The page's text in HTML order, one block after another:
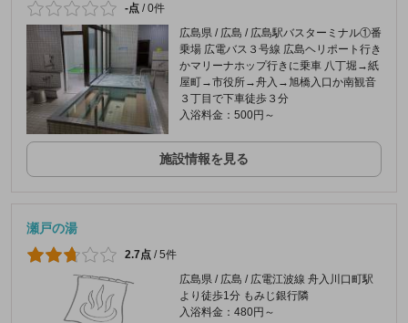
-点 /0件
広島県 / 広島 / 広島駅バスターミナル①番
乗場 広電バス３号線 広島ヘリポート行き
かマリーナホップ行きに乗車 八丁堀→紙
屋町→市役所→舟入→旭橋入口か南観音
３丁目で下車徒歩３分
入浴料金：500円～
施設情報を見る
瀬戸の湯
2.7点 /5件
広島県 / 広島 / 広電江波線 舟入川口町駅
より徒歩1分 もみじ銀行隣
入浴料金：480円～